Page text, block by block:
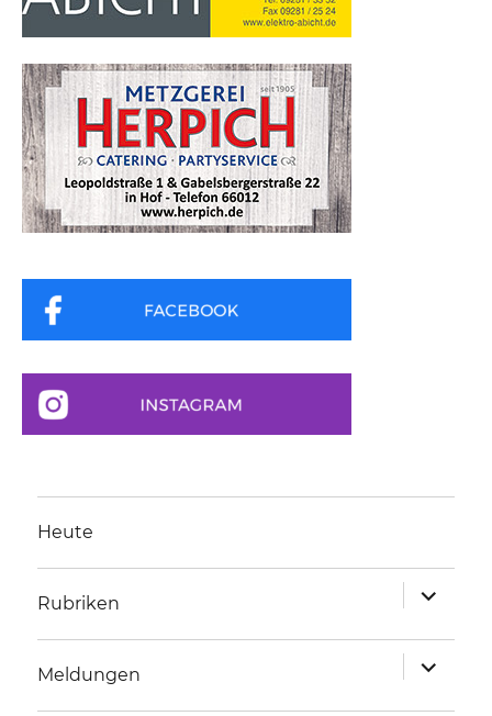
Heute
Rubriken
anzeigen
Meldungen
anzeigen